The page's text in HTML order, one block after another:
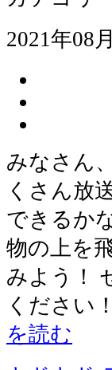
2021年08
みなさん
くさん放
できるか
物の上を
みよう！
ください
を読む